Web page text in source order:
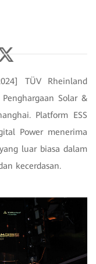
TÜV Rheinland
Solar &
Platform ESS
Power menerima
luar biasa dalam
kecerdasan.